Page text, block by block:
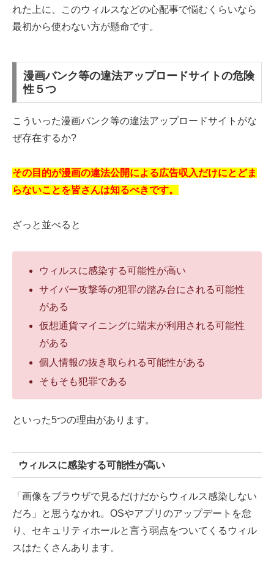
れた上に、このウィルスなどの心配事で悩むくらいなら
最初から使わない方が懸命です。
漫画バンク等の違法アップロードサイトの危険
性５つ
こういった漫画バンク等の違法アップロードサイトがな
ぜ存在するか?
その目的が漫画の違法公開による広告収入だけにとどま
らないことを皆さんは知るべきです。
ざっと並べると
ウィルスに感染する可能性が高い
サイバー攻撃等の犯罪の踏み台にされる可能性
がある
仮想通貨マイニングに端末が利用される可能性
がある
個人情報の抜き取られる可能性がある
そもそも犯罪である
といった5つの理由があります。
ウィルスに感染する可能性が高い
「画像をブラウザで見るだけだからウィルス感染しない
だろ」と思うなかれ。OSやアプリのアップデートを怠
り、セキュリティホールと言う弱点をついてくるウィル
スはたくさんあります。